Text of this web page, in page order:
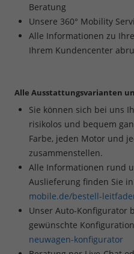
Beratung
Unsere 360° Mobility
Alle Informationen zu
Ihrem Kundencenter
Alle Ausstattungsvarianten
Sie können sich bei uns
risikolos und bequem
Farbe, jeden Motor und
zusammenstellen.
Alle Informationen rund
Auslieferung finden Sie
mobile.de/bestell-
Unser Auto-Konfigurator
gewünschte
neuwagen-konfigurator